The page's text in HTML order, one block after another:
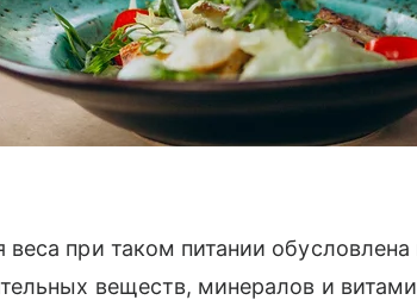
веса при таком питании
веществ, минералов и